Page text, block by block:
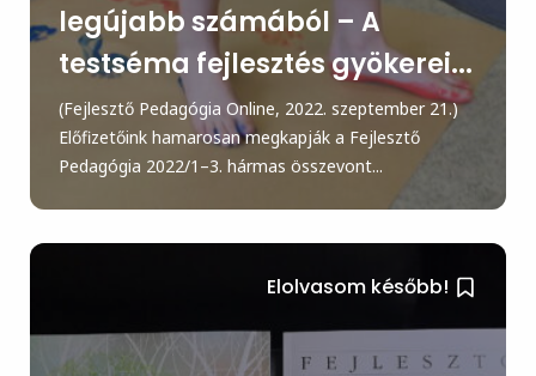
legújabb számából – A
testséma fejlesztés gyökerei...
(Fejlesztő Pedagógia Online, 2022. szeptember 21.)
Előfizetőink hamarosan megkapják a Fejlesztő
Pedagógia 2022/1–3. hármas összevont...
Elolvasom később!